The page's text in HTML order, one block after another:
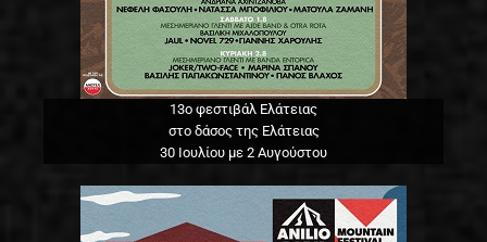
13o φεστιβάλ Ελάτειας
στο δάσος της Ελάτειας
30 Ιουλίου με 2 Αυγούστου